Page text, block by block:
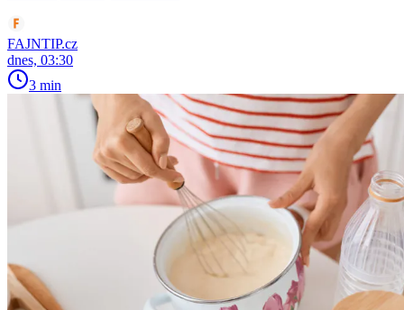
FAJNTIP.cz
dnes, 03:30
3 min